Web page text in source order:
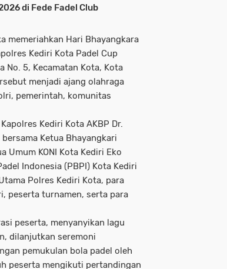
di Fede Fadel Club
memeriahkan Hari Bhayangkara
Kediri Kota Padel Cup
No. 5, Kecamatan Kota, Kota
menjadi ajang olahraga
pemerintah, komunitas
Kediri Kota AKBP Dr.
Ketua Bhayangkari
Umum KONI Kota Kediri Eko
Indonesia (PBPI) Kota Kediri
Polres Kediri Kota, para
peserta turnamen, serta para
peserta, menyanyikan lagu
dilanjutkan seremoni
pemukulan bola padel oleh
peserta mengikuti pertandingan